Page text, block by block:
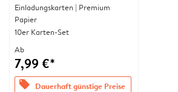
Einladungskarten | Premium
Papier
10er Karten-Set
Ab
7,99 €*
offers Dauerhaft günstige Preise